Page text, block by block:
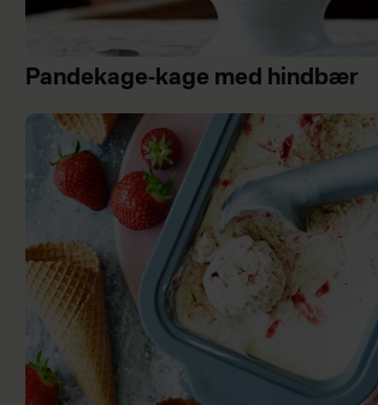
Pandekage-kage med hindbær